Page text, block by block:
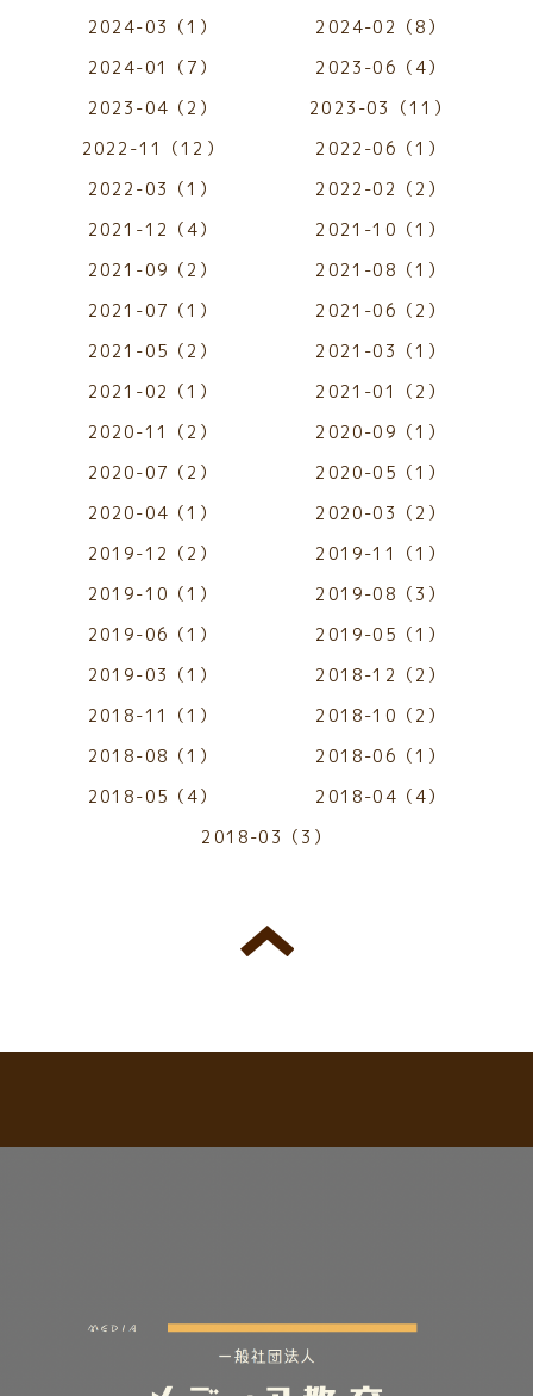
2024-03（1）
2024-02（8）
2024-01（7）
2023-06（4）
2023-04（2）
2023-03（11）
2022-11（12）
2022-06（1）
2022-03（1）
2022-02（2）
2021-12（4）
2021-10（1）
2021-09（2）
2021-08（1）
2021-07（1）
2021-06（2）
2021-05（2）
2021-03（1）
2021-02（1）
2021-01（2）
2020-11（2）
2020-09（1）
2020-07（2）
2020-05（1）
2020-04（1）
2020-03（2）
2019-12（2）
2019-11（1）
2019-10（1）
2019-08（3）
2019-06（1）
2019-05（1）
2019-03（1）
2018-12（2）
2018-11（1）
2018-10（2）
2018-08（1）
2018-06（1）
2018-05（4）
2018-04（4）
2018-03（3）